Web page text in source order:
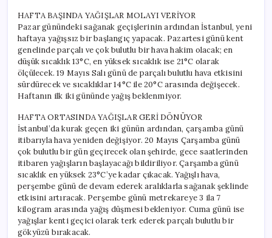
HAFTA BAŞINDA YAĞIŞLAR MOLAYI VERİYOR
Pazar günündeki sağanak geçişlerinin ardından İstanbul, yeni
haftaya yağışsız bir başlangıç yapacak. Pazartesi günü kent
genelinde parçalı ve çok bulutlu bir hava hakim olacak; en
düşük sıcaklık 13°C, en yüksek sıcaklık ise 21°C olarak
ölçülecek. 19 Mayıs Salı günü de parçalı bulutlu hava etkisini
sürdürecek ve sıcaklıklar 14°C ile 20°C arasında değişecek.
Haftanın ilk iki gününde yağış beklenmiyor.
HAFTA ORTASINDA YAĞIŞLAR GERİ DÖNÜYOR
İstanbul’da kurak geçen iki günün ardından, çarşamba günü
itibarıyla hava yeniden değişiyor. 20 Mayıs Çarşamba günü
çok bulutlu bir gün geçirecek olan şehirde, gece saatlerinden
itibaren yağışların başlayacağı bildiriliyor. Çarşamba günü
sıcaklık en yüksek 23°C’ye kadar çıkacak. Yağışlı hava,
perşembe günü de devam ederek aralıklarla sağanak şeklinde
etkisini artıracak. Perşembe günü metrekareye 3 ila 7
kilogram arasında yağış düşmesi bekleniyor. Cuma günü ise
yağışlar kenti geçici olarak terk ederek parçalı bulutlu bir
gökyüzü bırakacak.